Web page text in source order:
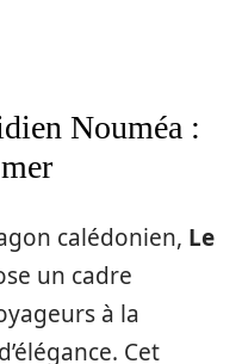
Nouméa :
calédonien, Le
un cadre
à la
Cet